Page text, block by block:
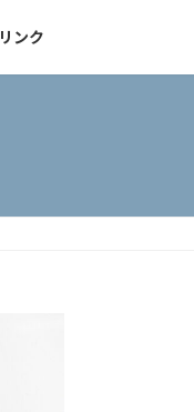
リンク